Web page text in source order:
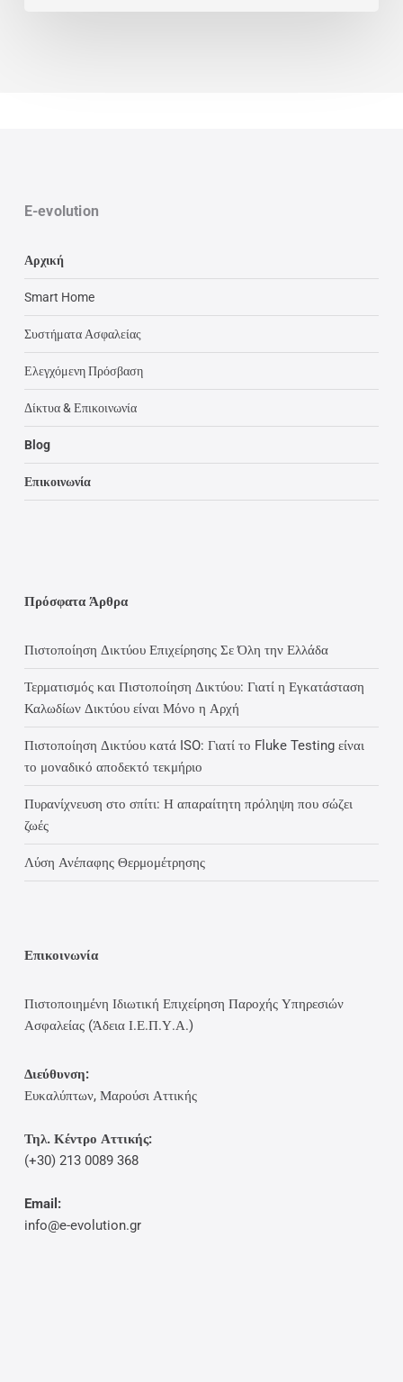
E-evolution
Αρχική
Smart Home
Συστήματα Ασφαλείας
Ελεγχόμενη Πρόσβαση
Δίκτυα & Επικοινωνία
Blog
Επικοινωνία
Πρόσφατα Άρθρα
Πιστοποίηση Δικτύου Επιχείρησης Σε Όλη την Ελλάδα
Τερματισμός και Πιστοποίηση Δικτύου: Γιατί η Εγκατάσταση
Καλωδίων Δικτύου είναι Μόνο η Αρχή
Πιστοποίηση Δικτύου κατά ISO: Γιατί το Fluke Testing είναι
το μοναδικό αποδεκτό τεκμήριο
Πυρανίχνευση στο σπίτι: Η απαραίτητη πρόληψη που σώζει
ζωές
Λύση Ανέπαφης Θερμομέτρησης
Επικοινωνία
Πιστοποιημένη Ιδιωτική Επιχείρηση Παροχής Υπηρεσιών
Ασφαλείας (Άδεια Ι.Ε.Π.Υ.Α.)
Διεύθυνση:
Ευκαλύπτων, Μαρούσι Αττικής
Τηλ. Κέντρο Αττικής:
(+30) 213 0089 368
Email:
info@e-evolution.gr